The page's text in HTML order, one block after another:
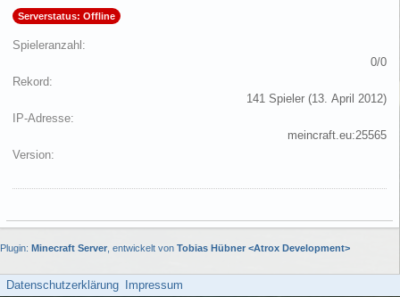
Serverstatus: Offline
Spieleranzahl
0/0
Rekord
141 Spieler (13. April 2012)
IP-Adresse
meincraft.eu:25565
Version
Plugin: Minecraft Server , entwickelt von Tobias Hübner <Atrox Development>
Datenschutzerklärung Impressum